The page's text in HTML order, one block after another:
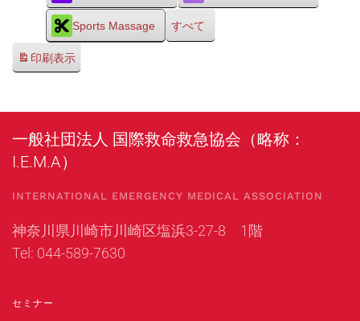
Sports Massage すべて
印刷表示
一般社団法人 国際救命救急協会（略称：
I.E.M.A）
INTERNATIONAL EMERGENCY MEDICAL ASSOCIATION
神奈川県川崎市川崎区塩浜3-27-8 1階
Tel: 044-589-7630
セミナー